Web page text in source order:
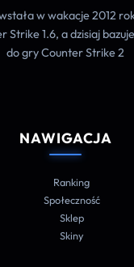
w wakacje 2012
Strike 1.6, a dzisiaj
do gry Counter Strike 2
NAWIGACJA
Ranking
Społeczność
Sklep
Skiny